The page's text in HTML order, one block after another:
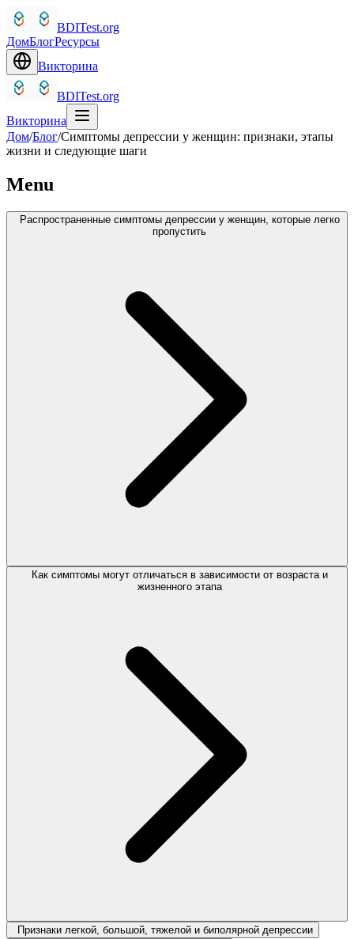
BDITest.org
ДомБлогРесурсы
Викторина
BDITest.org
Викторина
Дом/Блог/Симптомы депрессии у женщин: признаки, этапы
жизни и следующие шаги
Menu
Распространенные симптомы депрессии у женщин, которые легко
пропустить
Как симптомы могут отличаться в зависимости от возраста и
жизненного этапа
Признаки легкой, большой, тяжелой и биполярной депрессии